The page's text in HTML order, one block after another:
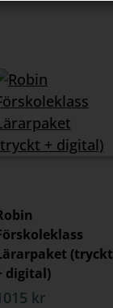
(tryckt
digital)
kr